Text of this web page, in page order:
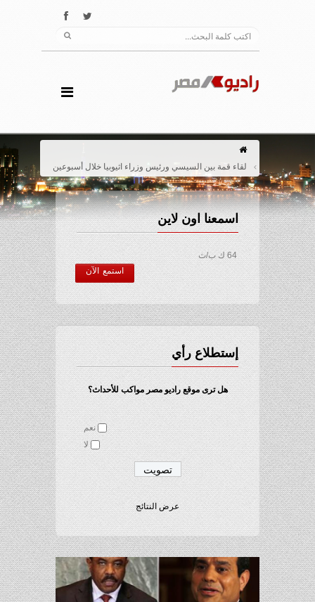
لقاء قمة بين السيسي ورئيس وزراء اثيوبيا خلال أسبوعين
اسمعنا اون لاين
64 ك ب/ث
استمع الآن
إستطلاع رأي
هل ترى موقع راديو مصر مواكب للأحداث؟
نعم
لا
عرض النتائج